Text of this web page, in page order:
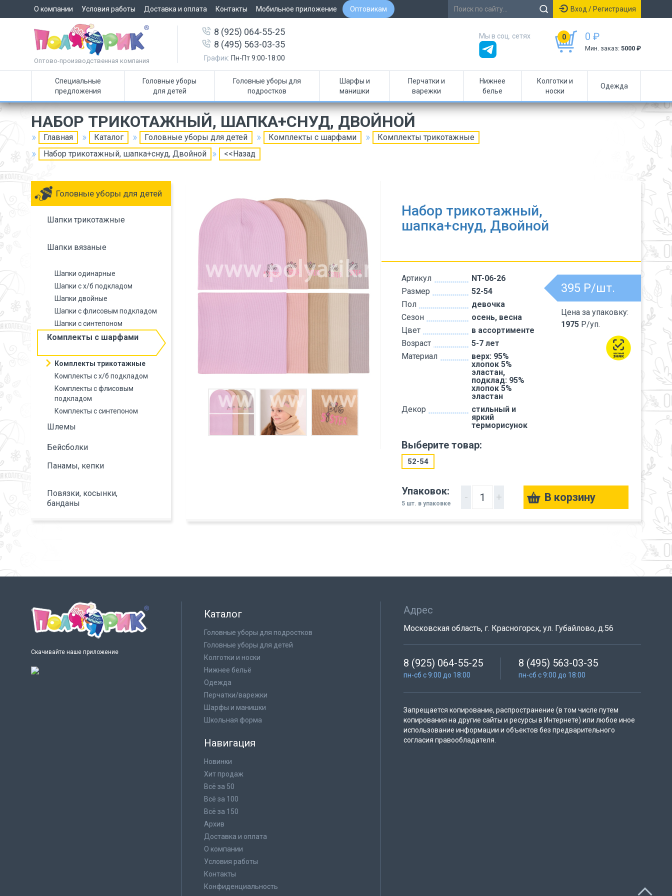
О компании Условия работы Доставка и оплата Контакты Мобильное приложение Оптовикам Вход / Регистрация
Оптово-производственная компания
8 (925) 064-55-25
8 (495) 563-03-35
График: Пн-Пт 9:00-18:00
0 0 ₽
Мин. заказ: 5000 ₽
Мы в соц. сетях
Специальные
предложения
Головные уборы
для детей
Головные уборы для
подростков
Шарфы и
манишки
Перчатки и
варежки
Нижнее
белье
Колготки и
носки
Одежда
НАБОР ТРИКОТАЖНЫЙ, ШАПКА+СНУД, ДВОЙНОЙ
Главная Каталог Головные уборы для детей Комплекты с шарфами
Комплекты трикотажные
Набор трикотажный, шапка+снуд, Двойной
<<Назад
Головные уборы для детей
Шапки трикотажные
Шапки вязаные
Шапки одинарные
Шапки с х/б подкладом
Шапки двойные
Шапки с флисовым подкладом
Шапки с синтепоном
Комплекты с шарфами
Комплекты трикотажные
Комплекты с х/б подкладом
Комплекты с флисовым
подкладом
Комплекты с синтепоном
Шлемы
Бейсболки
Панамы, кепки
Повязки, косынки,
банданы
Набор трикотажный,
шапка+снуд, Двойной
Артикул
NT-06-26
Размер
52-54
Пол
девочка
Сезон
осень, весна
Цвет
в ассортименте
Возраст
5-7 лет
Материал
верх: 95%
хлопок 5%
эластан,
подклад: 95%
хлопок 5%
эластан
Декор
стильный и
яркий
терморисунок
395 Р/шт.
Цена за упаковку:
1975 Р/уп.
Выберите товар:
52-54
Упаковок:
5 шт. в упаковке
- +
Скачивайте наше приложение
Каталог
Головные уборы для подростков
Головные уборы для детей
Колготки и носки
Нижнее бельё
Одежда
Перчатки/варежки
Шарфы и манишки
Школьная форма
Навигация
Новинки
Хит продаж
Всё за 50
Всё за 100
Всё за 150
Архив
Доставка и оплата
О компании
Условия работы
Контакты
Конфиденциальность
Адрес
Московская область, г. Красногорск, ул. Губайлово, д.56
8 (925) 064-55-25
пн-сб с 9:00 до 18:00
8 (495) 563-03-35
пн-сб с 9:00 до 18:00
Запрещается копирование, распространение (в том числе путем
копирования на другие сайты и ресурсы в Интернете) или любое иное
использование информации и объектов без предварительного
согласия правообладателя.